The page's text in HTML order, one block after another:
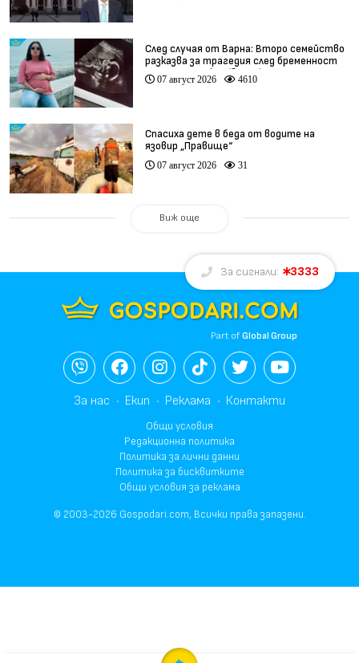
След случая от Варна: Второ семейство
разказва за трагедия след бременност
при същия лекар (видео)
07 август 2026 4610
Спасиха дете в беда от водите на
язовир „Правище“
07 август 2026 31
Виж още
За сигнали: 3333
Part ofGlobal Group
За нас Екип Реклама Контакти
Общи условия
Редакционна политика
Политика за лични данни
Политика за бисквитките
Общи условия за реклама
© 2003-2026 Gospodari.com, Всички права запазени.